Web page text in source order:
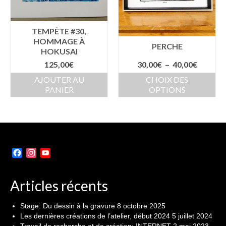
TEMPÊTE #30,
HOMMAGE À
HOKUSAI
125,00€
AJOUTER AU
PANIER
PERCHE
30,00€ – 40,00€Plage
de
CHOIX DES
OPTIONS
a
la
page
FacebookInstagram
Articles récents
Stage: Du dessin à la gravure 8 octobre 2025
Les dernières créations de l’atelier, début 2024 5 juillet 2024